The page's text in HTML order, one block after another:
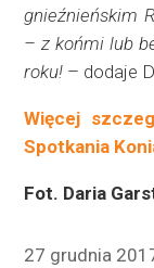
gnieźnieńskim
– z końmi lub
roku! – dodaje
Więcej
Spotkania
Fot. Daria
27 grudnia